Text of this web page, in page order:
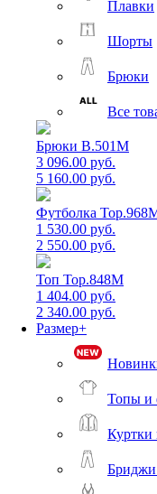
Плавки
Шорты
Брюки
Все
Брюки B.501M
3 096.00 руб.
5 160.00 руб.
Футболка
1 530.00 руб.
2 550.00 руб.
Топ Top.848M
1 404.00 руб.
2 340.00 руб.
Размер+
Топы и
Куртки
Бриджи